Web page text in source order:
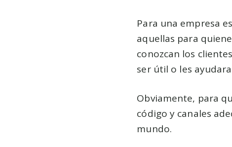
Para una empresa
aquellas para
conozcan los
ser útil o les
Obviamente, para
código y canales
mundo.